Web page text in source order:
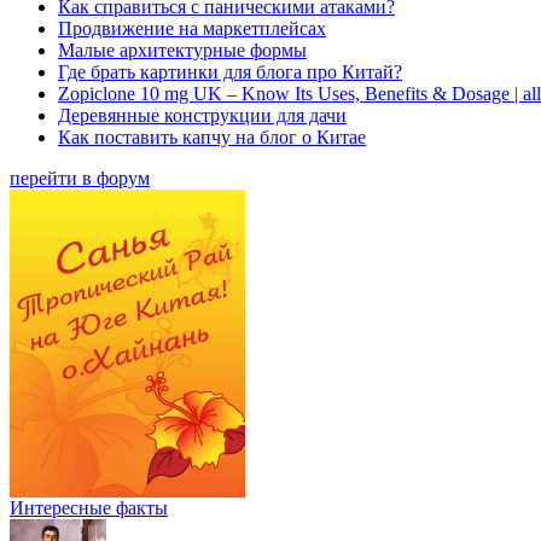
Как справиться с паническими атаками?
Продвижение на маркетплейсах
Малые архитектурные формы
Где брать картинки для блога про Китай?
Zopiclone 10 mg UK – Know Its Uses, Benefits & Dosage |
Деревянные конструкции для дачи
Как поставить капчу на блог о Китае
перейти в форум
Интересные факты